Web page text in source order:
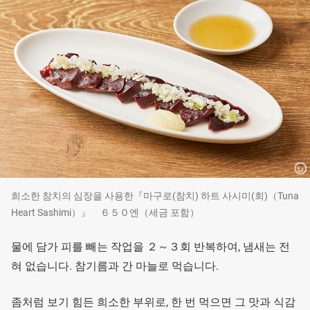
희소한 참치의 심장을 사용한『마구로(참치) 하트 사시미(회)（Tuna
Heart Sashimi）』 ６５０엔（세금 포함）
물에 담가 피를 빼는 작업을 ２～３회 반복하여, 냄새는 전
혀 없습니다. 참기름과 간 마늘로 먹습니다.
좀처럼 보기 힘든 희소한 부위로, 한 번 먹으면 그 맛과 식감